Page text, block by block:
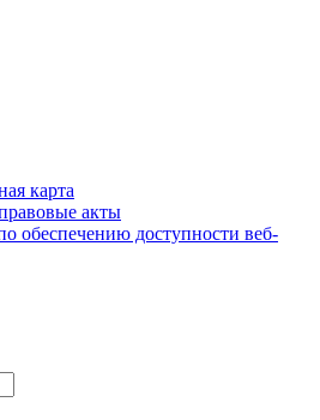
карта
акты
обеспечению доступности веб-